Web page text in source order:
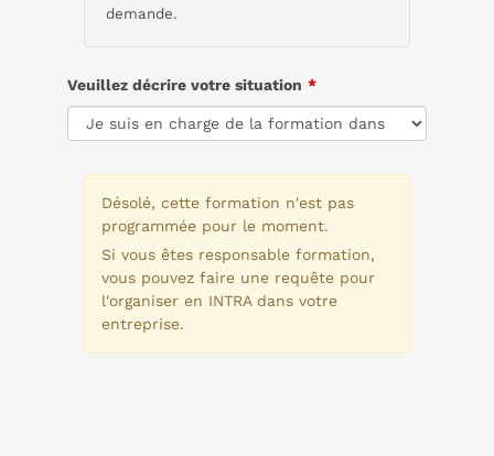
demande.
Veuillez décrire votre situation
Désolé, cette formation n'est pas
programmée pour le moment.
Si vous êtes responsable formation,
vous pouvez faire une requête pour
l'organiser en INTRA dans votre
entreprise.